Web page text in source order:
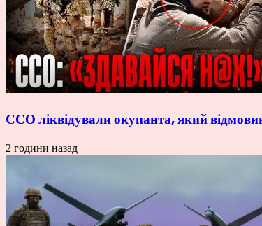
ССО ліквідували окупанта, який
2 години назад